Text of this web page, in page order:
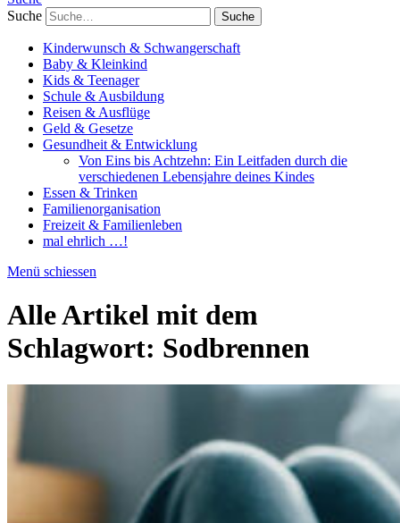
Suche
Kinderwunsch & Schwangerschaft
Baby & Kleinkind
Kids & Teenager
Schule & Ausbildung
Reisen & Ausflüge
Geld & Gesetze
Gesundheit & Entwicklung
Von Eins bis Achtzehn: Ein Leitfaden durch die
verschiedenen Lebensjahre deines Kindes
Essen & Trinken
Familienorganisation
Freizeit & Familienleben
mal ehrlich …!
Menü schiessen
Alle Artikel mit dem
Schlagwort: Sodbrennen